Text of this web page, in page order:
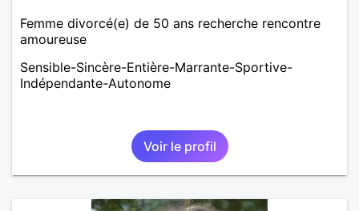
Femme divorcé(e) de 50 ans recherche rencontre
amoureuse
Sensible-Sincère-Entière-Marrante-Sportive-
Indépendante-Autonome
Voir le profil